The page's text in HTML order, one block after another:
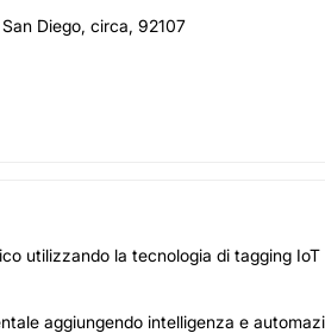
Diego, circa, 92107
utilizzando la tecnologia di tagging
aggiungendo intelligenza e